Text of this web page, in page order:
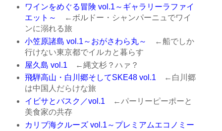
ワインをめぐる冒険 vol.1～ギャラリーラファイ
エット～
←ボルドー・シャンパーニュでワイ
ンに溺れる旅
小笠原諸島 vol.1～おがさわら丸～
←船でしか
行けない東京都でイルカと暮らす
屋久島 vol.1 ←縄文杉？ハァ？
飛騨高山・白川郷そしてSKE48 vol.1←白川郷
は中国人だらけな旅
イビサとバスク／vol.1←パーリーピーポーと
美食家の共存
カリブ海クルーズ vol.1～プレミアムエコノミー